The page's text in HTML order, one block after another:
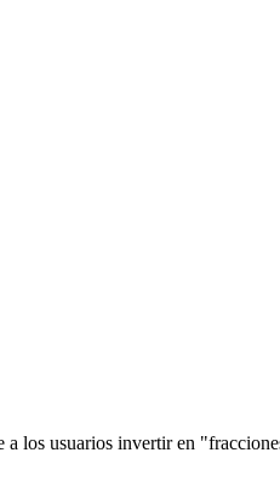
los usuarios invertir en